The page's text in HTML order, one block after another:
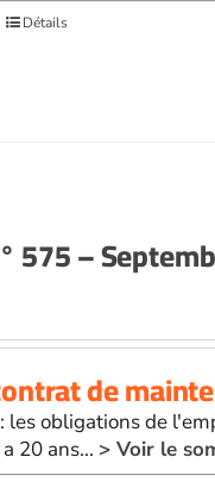
Détails
575 –
de
les obligations de
20 ans... > Voir le